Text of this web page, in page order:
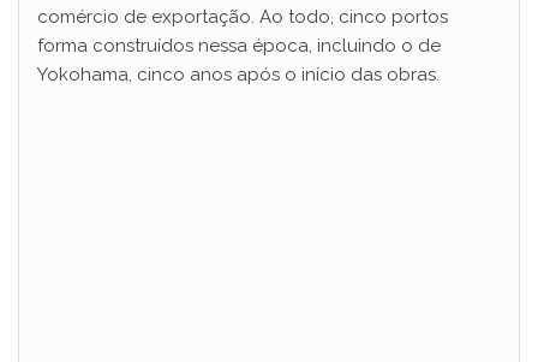
comércio de exportação. Ao todo, cinco portos
forma construídos nessa época, incluindo o de
Yokohama, cinco anos após o início das obras.